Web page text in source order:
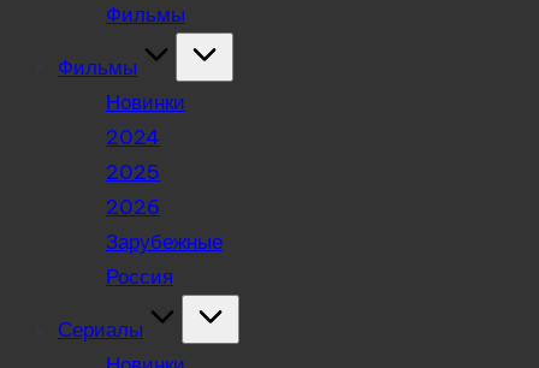
Фильмы
Фильмы
Новинки
2024
2025
2026
Зарубежные
Россия
Сериалы